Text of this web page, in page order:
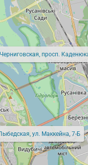
ул. Маккейна, 7-Б
просп.